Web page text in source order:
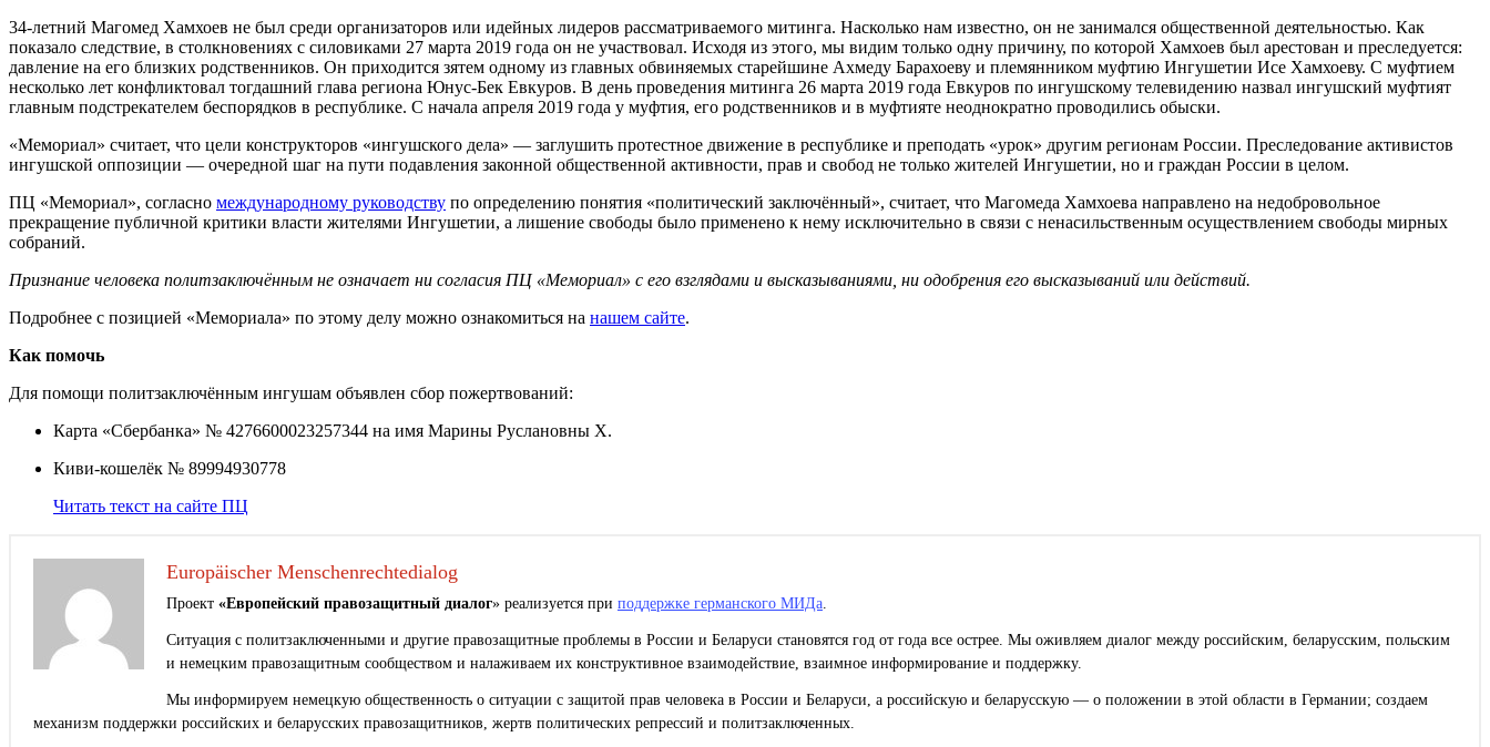
34-летний Магомед Хамхоев не был среди организаторов или идейных лидеров рассматриваемого митинга. Насколько нам известно, он не занимался общественной деятельностью. Как
показало следствие, в столкновениях с силовиками 27 марта 2019 года он не участвовал. Исходя из этого, мы видим только одну причину, по которой Хамхоев был арестован и преследуется:
давление на его близких родственников. Он приходится зятем одному из главных обвиняемых старейшине Ахмеду Барахоеву и племянником муфтию Ингушетии Исе Хамхоеву. С муфтием
несколько лет конфликтовал тогдашний глава региона Юнус-Бек Евкуров. В день проведения митинга 26 марта 2019 года Евкуров по ингушскому телевидению назвал ингушский муфтият
главным подстрекателем беспорядков в республике. С начала апреля 2019 года у муфтия, его родственников и в муфтияте неоднократно проводились обыски.
«Мемориал» считает, что цели конструкторов «ингушского дела» — заглушить протестное движение в республике и преподать «урок» другим регионам России. Преследование активистов
ингушской оппозиции — очередной шаг на пути подавления законной общественной активности, прав и свобод не только жителей Ингушетии, но и граждан России в целом.
ПЦ «Мемориал», согласно международному руководству по определению понятия «политический заключённый», считает, что Магомеда Хамхоева направлено на недобровольное
прекращение публичной критики власти жителями Ингушетии, а лишение свободы было применено к нему исключительно в связи с ненасильственным осуществлением свободы мирных
собраний.
Признание человека политзаключённым не означает ни согласия ПЦ «Мемориал» с его взглядами и высказываниями, ни одобрения его высказываний или действий.
Подробнее с позицией «Мемориала» по этому делу можно ознакомиться на нашем сайте.
Как помочь
Для помощи политзаключённым ингушам объявлен сбор пожертвований:
Карта «Сбербанка» № 4276600023257344 на имя Марины Руслановны Х.
Киви-кошелёк № 89994930778
Читать текст на сайте ПЦ
Europäischer Menschenrechtedialog
Проект «Европейский правозащитный диалог» реализуется при поддержке германского МИДа
Ситуация с политзаключенными и другие правозащитные проблемы в России и Беларуси становятся год от года все острее. Мы оживляем диалог между российским, беларусским, польским
и немецким правозащитным сообществом и налаживаем их конструктивное взаимодействие, взаимное информирование и поддержку.
Мы информируем немецкую общественность о ситуации с защитой прав человека в России и Беларуси, а российскую и беларусскую — о положении в этой области в Германии; создаем
механизм поддержки российских и беларусских правозащитников, жертв политических репрессий и политзаключенных.